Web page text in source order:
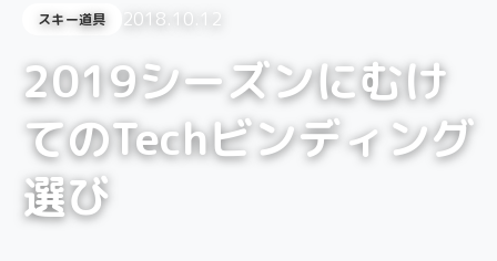
スキー道具 2018.10.12
2019シーズンにむけ
てのTechビンディング
選び